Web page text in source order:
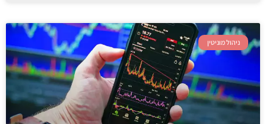
ניהול מוניטין